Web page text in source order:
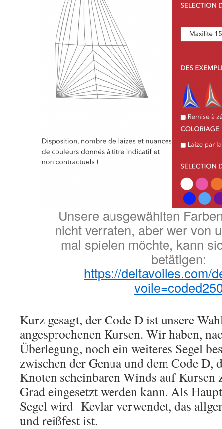
Unsere ausgewählten
nicht verraten, aber wer von
mal spielen möchte, kann
betätigen:
https://deltavoiles.com/
Kurz gesagt, der Code D ist unsere
angesprochenen Kursen. Wir haben,
Überlegung, noch ein weiteres Segel
zwischen der Genua und dem Code D,
Knoten scheinbaren Winds auf Kursen
Grad eingesetzt werden kann. Als
Segel wird Kevlar verwendet, das
und reißfest ist.